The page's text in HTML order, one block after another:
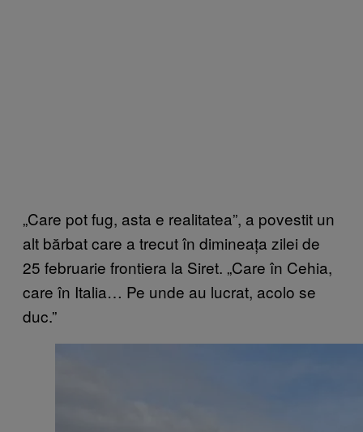
„Care pot fug, asta e realitatea”, a povestit un
alt bărbat care a trecut în dimineața zilei de
25 februarie frontiera la Siret. „Care în Cehia,
care în Italia… Pe unde au lucrat, acolo se
duc.”